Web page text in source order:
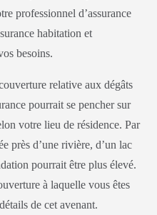
professionnel d’assurance
habitation et
besoins.
relative aux dégâts
pourrait se pencher sur
votre lieu de résidence. Par
près d’une rivière, d’un lac
pourrait être plus élevé.
à laquelle vous êtes
de cet avenant.